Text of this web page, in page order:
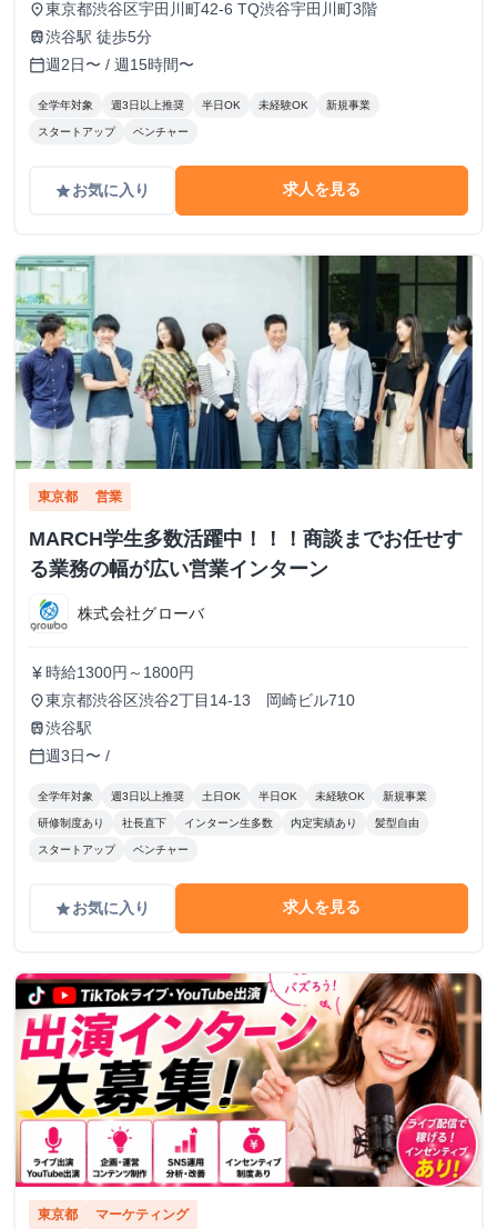
place東京都渋谷区宇田川町42-6 TQ渋谷宇田川町3階
train渋谷駅 徒歩5分
calendar_today週2日〜 / 週15時間〜
全学年対象 週3日以上推奨 半日OK 未経験OK 新規事業
スタートアップ ベンチャー
gradeお気に入り 求人を見る
東京都 営業
MARCH学生多数活躍中！！！商談までお任せす
る業務の幅が広い営業インターン
株式会社グローバ
currency_yen 時給1300円～1800円
place東京都渋谷区渋谷2丁目14-13 岡崎ビル710
train渋谷駅
calendar_today週3日〜 /
全学年対象 週3日以上推奨 土日OK 半日OK 未経験OK 新規事業
研修制度あり 社長直下 インターン生多数 内定実績あり 髪型自由
スタートアップ ベンチャー
gradeお気に入り 求人を見る
東京都 マーケティング